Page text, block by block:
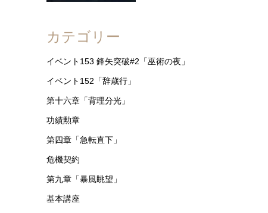
カテゴリー
イベント153 鋒矢突破#2「巫術の夜」
イベント152「辞歳行」
第十六章「背理分光」
功績勲章
第四章「急転直下」
危機契約
第九章「暴風眺望」
基本講座